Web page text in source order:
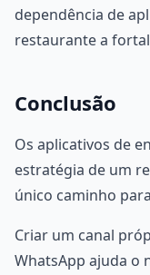
dependência de
restaurante a
Conclusão
Os aplicativos de
estratégia de um
único caminho
Criar um canal
WhatsApp ajuda o